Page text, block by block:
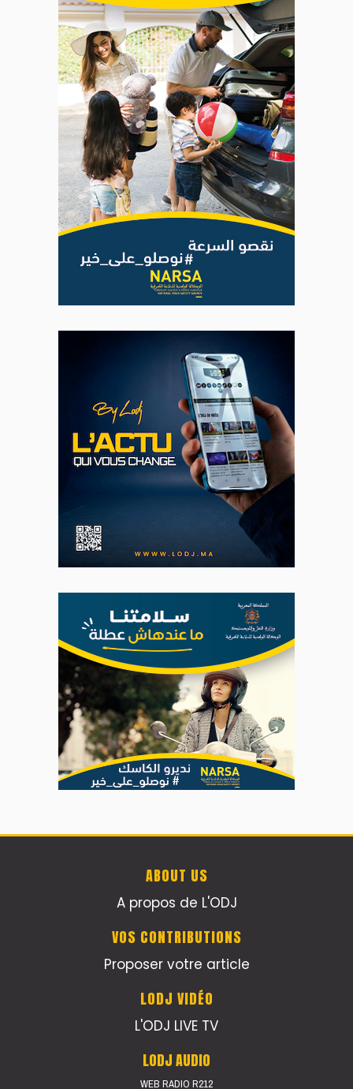
ABOUT US
A propos de L'ODJ
VOS CONTRIBUTIONS
Proposer votre article
LODJ VIDÉO
L'ODJ LIVE TV
LODJ AUDIO
WEB RADIO R212